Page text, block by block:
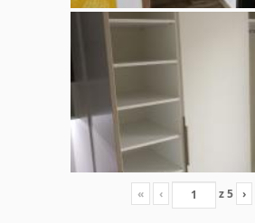
« ‹ z5 ›